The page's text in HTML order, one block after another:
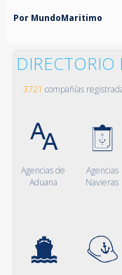
Por MundoMaritimo
DIRECTORIO
3721 compañías
Agencias de
Aduana
Agencias
Navieras